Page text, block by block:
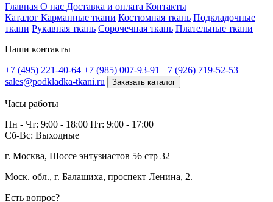
Главная О нас Доставка и оплата Контакты
Каталог Карманные ткани Костюмная ткань Подкладочные
ткани Рукавная ткань Сорочечная ткань Плательные ткани
Наши контакты
+7 (495) 221-40-64 +7 (985) 007-93-91 +7 (926) 719-52-53
sales@podkladka-tkani.ru
Заказать каталог
Часы работы
Пн - Чт: 9:00 - 18:00 Пт: 9:00 - 17:00
Сб-Вс: Выходные
г. Москва, Шоссе энтузиастов 56 стр 32
Моск. обл., г. Балашиха, проспект Ленина, 2.
Есть вопрос?